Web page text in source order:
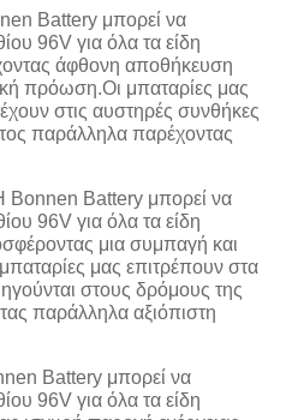
Battery μπορεί να
96V για όλα τα είδη
άφθονη αποθήκευση
πρόωση.Οι μπαταρίες μας
στις αυστηρές συνθήκες
παράλληλα παρέχοντας
Bonnen Battery μπορεί να
96V για όλα τα είδη
μια συμπαγή και
μας επιτρέπουν στα
στους δρόμους της
παράλληλα αξιόπιστη
Battery μπορεί να
96V για όλα τα είδη